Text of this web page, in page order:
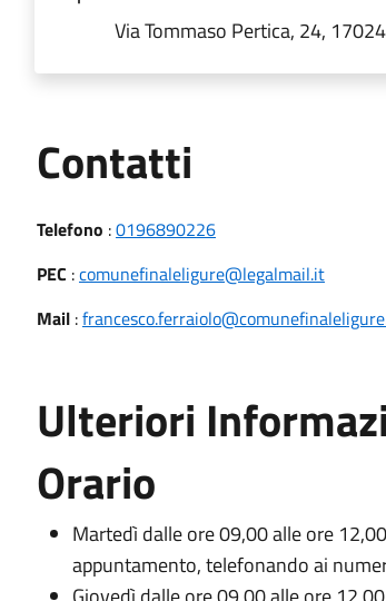
Via Tommaso Pertica, 24,
Contatti
Telefono :0196890226
PEC :comunefinaleligure@legalmail.it
Mail:
Ulteriori
Orario
Martedì dalle ore 09,00 alle ore
appuntamento, telefonando ai